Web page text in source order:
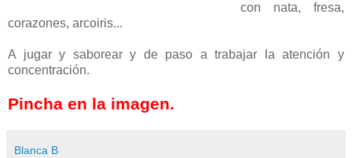
con nata, fresa,
corazones, arcoiris...
A jugar y saborear y de paso a trabajar la atención y
concentración.
Pincha en la imagen.
Blanca B